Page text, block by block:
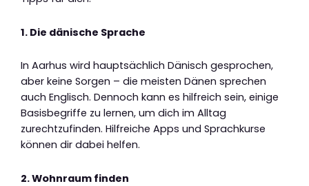
1. Die dänische Sprache
In Aarhus wird hauptsächlich Dänisch gesprochen,
aber keine Sorgen – die meisten Dänen sprechen
auch Englisch. Dennoch kann es hilfreich sein, einige
Basisbegriffe zu lernen, um dich im Alltag
zurechtzufinden. Hilfreiche Apps und Sprachkurse
können dir dabei helfen.
2. Wohnraum finden